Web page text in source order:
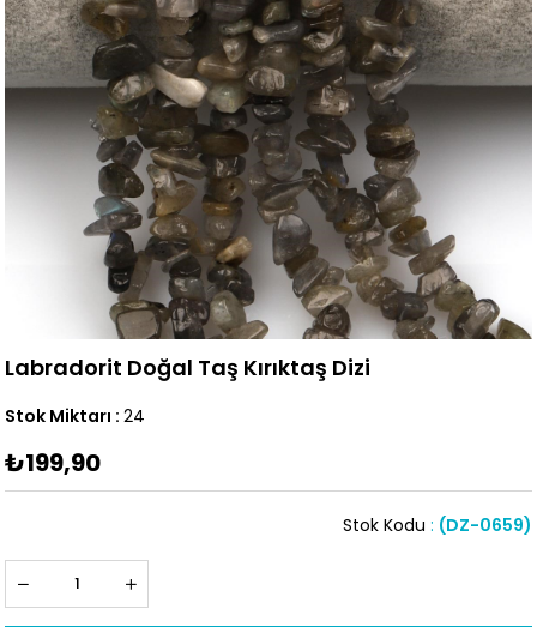
Labradorit Doğal Taş Kırıktaş Dizi
Stok Miktarı : 24
₺199,90
(DZ-0659)
Stok Kodu